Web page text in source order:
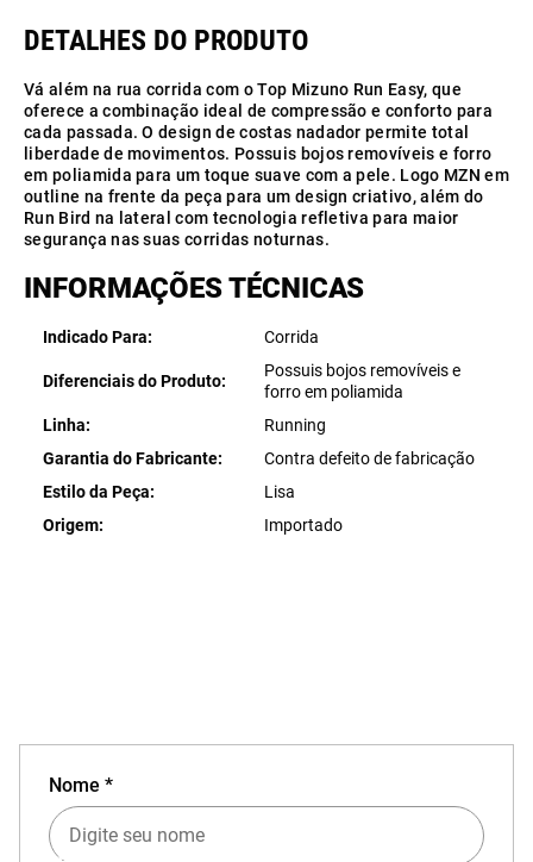
Vá além na rua corrida com o Top Mizuno Run Easy, que
oferece a combinação ideal de compressão e conforto para
cada passada. O design de costas nadador permite total
liberdade de movimentos. Possuis bojos removíveis e forro
em poliamida para um toque suave com a pele. Logo MZN em
outline na frente da peça para um design criativo, além do
Run Bird na lateral com tecnologia refletiva para maior
segurança nas suas corridas noturnas.
INFORMAÇÕES TÉCNICAS
Indicado Para Corrida
Diferenciais do Produto
Possuis bojos removíveis e
forro em poliamida
Linha
Running
Garantia do Fabricante
Contra defeito de fabricação
Estilo da Peça
Lisa
Origem
Importado
EXPERIÊNCIA MIZUNO NO APP
Nome *